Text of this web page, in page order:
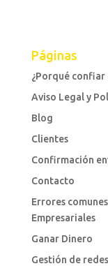
Páginas
¿Porqué confiar
Aviso Legal y
Blog
Clientes
Confirmación
Contacto
Errores
Empresariales
Ganar Dinero
Gestión de